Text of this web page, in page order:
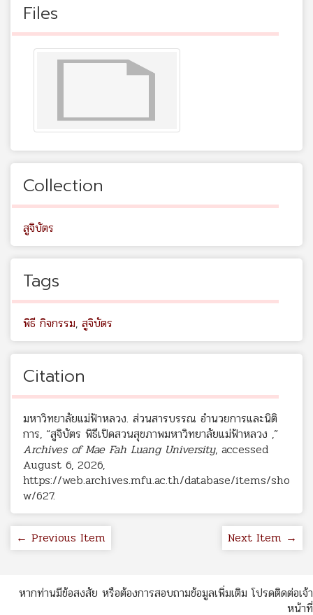
Files
Collection
สูจิบัตร
Tags
พิธี กิจกรรม, สูจิบัตร
Citation
มหาวิทยาลัยแม่ฟ้าหลวง. ส่วนสารบรรณ อำนวยการและนิติ
การ, “สูจิบัตร พิธีเปิดสวนสุขภาพมหาวิทยาลัยแม่ฟ้าหลวง ,”
Archives of Mae Fah Luang University, accessed
August 6, 2026,
https://web.archives.mfu.ac.th/database/items/sho
w/627.
← Previous Item Next Item →
หากท่านมีข้อสงสัย หรือต้องการสอบถามข้อมูลเพิ่มเติม โปรดติดต่อเจ้า
หน้าที่